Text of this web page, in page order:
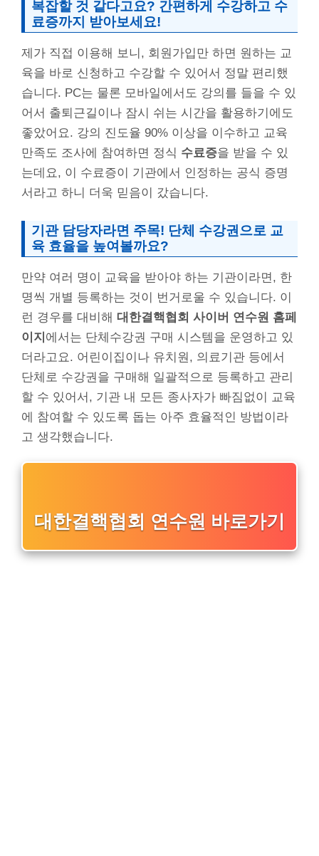
복잡할 것 같다고요? 간편하게 수강하고 수
료증까지 받아보세요!
제가 직접 이용해 보니, 회원가입만 하면 원하는 교
육을 바로 신청하고 수강할 수 있어서 정말 편리했
습니다. PC는 물론 모바일에서도 강의를 들을 수 있
어서 출퇴근길이나 잠시 쉬는 시간을 활용하기에도
좋았어요. 강의 진도율 90% 이상을 이수하고 교육
만족도 조사에 참여하면 정식 수료증을 받을 수 있
는데요, 이 수료증이 기관에서 인정하는 공식 증명
서라고 하니 더욱 믿음이 갔습니다.
기관 담당자라면 주목! 단체 수강권으로 교
육 효율을 높여볼까요?
만약 여러 명이 교육을 받아야 하는 기관이라면, 한
명씩 개별 등록하는 것이 번거로울 수 있습니다. 이
런 경우를 대비해 대한결핵협회 사이버 연수원 홈페
이지 에서는 단체수강권 구매 시스템을 운영하고 있
더라고요. 어린이집이나 유치원, 의료기관 등에서
단체로 수강권을 구매해 일괄적으로 등록하고 관리
할 수 있어서, 기관 내 모든 종사자가 빠짐없이 교육
에 참여할 수 있도록 돕는 아주 효율적인 방법이라
고 생각했습니다.
대한결핵협회 연수원 바로가기